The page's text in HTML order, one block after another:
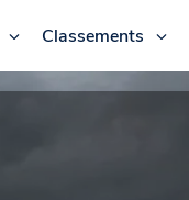
Classements